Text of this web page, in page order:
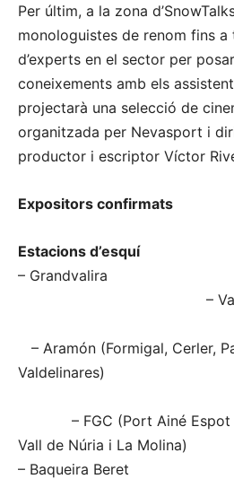
Per últim, a la zona
monologuistes de renom fins a
d’experts en el sector per
coneixements amb els
projectarà una selecció de
organitzada per Nevasport i
productor i escriptor Víctor
Expositors confirmats
Estacions d’esquí
–
–
– Aramón (Formigal, Cerler,
Valdelinares)
– FGC (Port Ainé Espot
Vall de Núria i La Molina)
– Baqueira Beret